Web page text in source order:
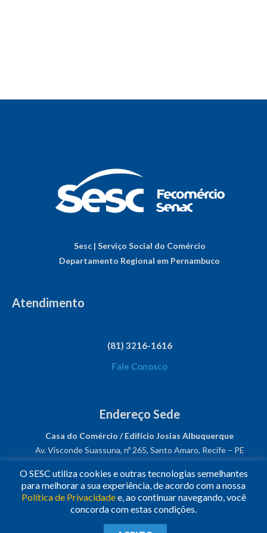
Sesc | Serviço Social do Comércio
Departamento Regional em Pernambuco
Atendimento
(81) 3216-1616
Fale Conosco
Endereço Sede
Casa do Comércio / Edifício Josias Albuquerque
Av. Visconde Suassuna, nº 265, Santo Amaro, Recife – PE
CNPJ: 03.482.931/0001-61
Siga-nos!
Todos os Direitos Reservados.
O SESC utiliza cookies e outras tecnologias semelhantes
para melhorar a sua experiência, de acordo com a nossa
Política de Privacidadee, ao continuar navegando, você
concorda com estas condições.